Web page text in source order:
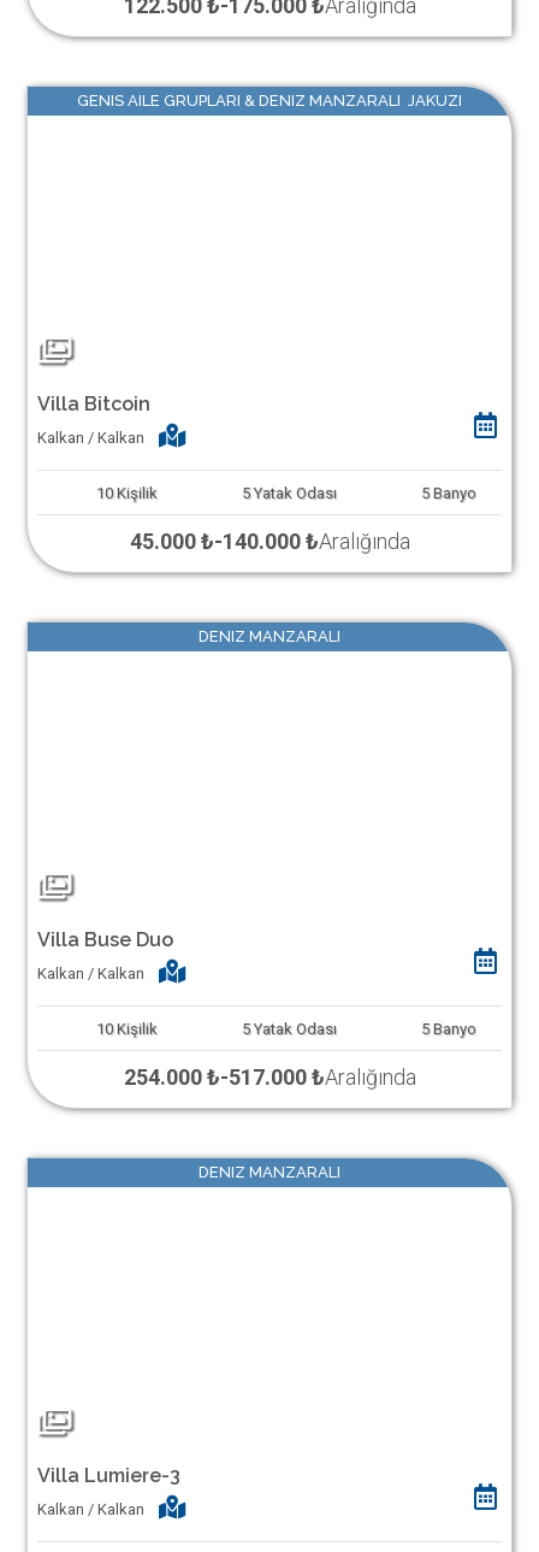
122.500 ₺-175.000 ₺Aralığında
GENIS AILE GRUPLARI & DENIZ MANZARALI JAKUZI
Villa Bitcoin
Kalkan / Kalkan
10 Kişilik 5 Yatak Odası 5 Banyo
45.000 ₺-140.000 ₺Aralığında
DENIZ MANZARALI
Villa Buse Duo
Kalkan / Kalkan
10 Kişilik 5 Yatak Odası 5 Banyo
254.000 ₺-517.000 ₺Aralığında
DENIZ MANZARALI
Villa Lumiere-3
Kalkan / Kalkan